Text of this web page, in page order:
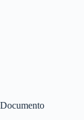
Documento